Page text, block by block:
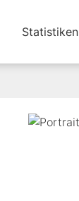
Statistiken